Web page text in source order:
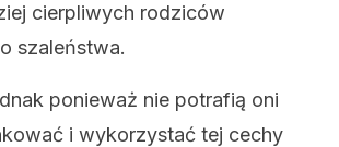
cierpliwych rodziców
szaleństwa.
ponieważ nie potrafią oni
i wykorzystać tej cechy